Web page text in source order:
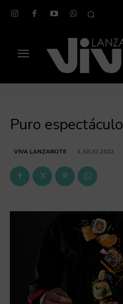
Puro espectáculo
VIVA LANZAROTE 1 JULIO 2022